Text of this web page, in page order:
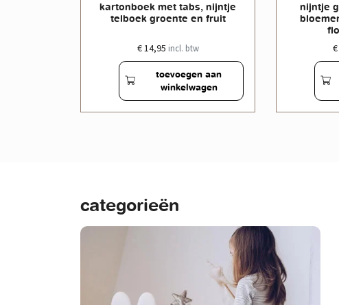
kartonboek met tabs, nijntje
telboek groente en fruit
€ 14,95 incl. btw
toevoegen aan
winkelwagen
nijntje
categorieën